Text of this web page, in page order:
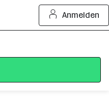
Anmelden